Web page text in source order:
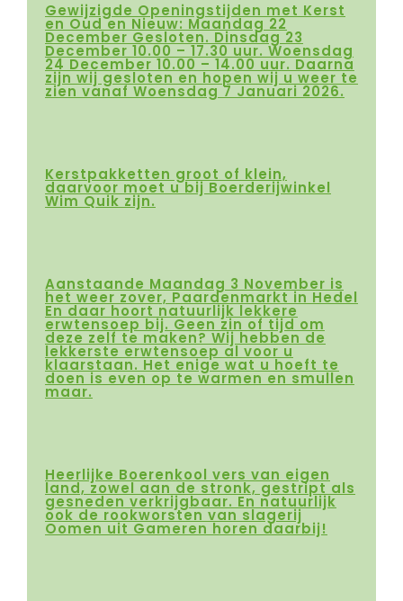
Gewijzigde Openingstijden met Kerst
en Oud en Nieuw: Maandag 22
December Gesloten. Dinsdag 23
December 10.00 – 17.30 uur. Woensdag
24 December 10.00 – 14.00 uur. Daarna
zijn wij gesloten en hopen wij u weer te
zien vanaf Woensdag 7 Januari 2026.
Kerstpakketten groot of klein,
daarvoor moet u bij Boerderijwinkel
Wim Quik zijn.
Aanstaande Maandag 3 November is
het weer zover, Paardenmarkt in Hedel
En daar hoort natuurlijk lekkere
erwtensoep bij. Geen zin of tijd om
deze zelf te maken? Wij hebben de
lekkerste erwtensoep al voor u
klaarstaan. Het enige wat u hoeft te
doen is even op te warmen en smullen
maar.
Heerlijke Boerenkool vers van eigen
land, zowel aan de stronk, gestript als
gesneden verkrijgbaar. En natuurlijk
ook de rookworsten van slagerij
Oomen uit Gameren horen daarbij!